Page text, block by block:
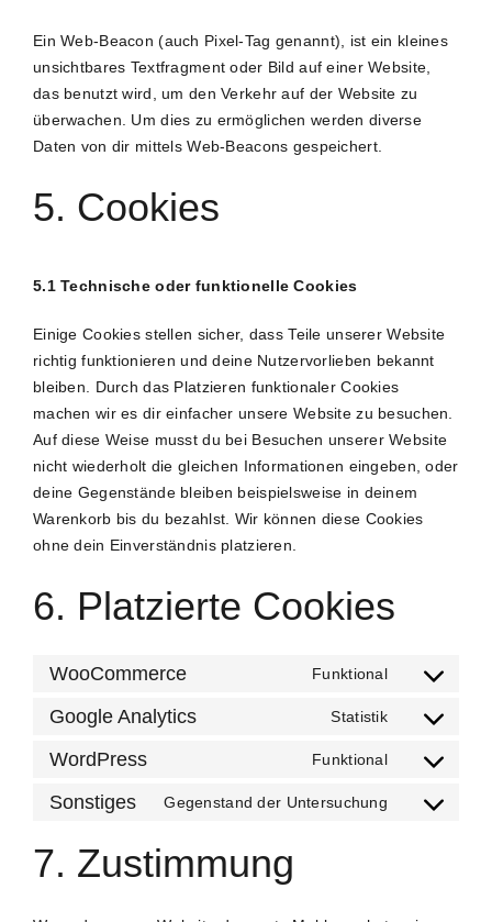
Ein Web-Beacon (auch Pixel-Tag genannt), ist ein kleines
unsichtbares Textfragment oder Bild auf einer Website,
das benutzt wird, um den Verkehr auf der Website zu
überwachen. Um dies zu ermöglichen werden diverse
Daten von dir mittels Web-Beacons gespeichert.
5. Cookies
5.1 Technische oder funktionelle Cookies
Einige Cookies stellen sicher, dass Teile unserer Website
richtig funktionieren und deine Nutzervorlieben bekannt
bleiben. Durch das Platzieren funktionaler Cookies
machen wir es dir einfacher unsere Website zu besuchen.
Auf diese Weise musst du bei Besuchen unserer Website
nicht wiederholt die gleichen Informationen eingeben, oder
deine Gegenstände bleiben beispielsweise in deinem
Warenkorb bis du bezahlst. Wir können diese Cookies
ohne dein Einverständnis platzieren.
6. Platzierte Cookies
WooCommerce Funktional
Google Analytics Statistik
WordPress Funktional
Sonstiges Gegenstand der Untersuchung
7. Zustimmung